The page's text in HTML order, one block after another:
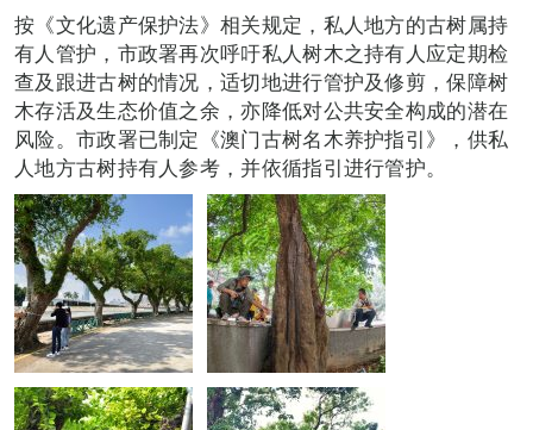
按《文化遗产保护法》相关规定，私人地方的古树属持
有人管护，市政署再次呼吁私人树木之持有人应定期检
查及跟进古树的情况，适切地进行管护及修剪，保障树
木存活及生态价值之余，亦降低对公共安全构成的潜在
风险。市政署已制定《澳门古树名木养护指引》，供私
人地方古树持有人参考，并依循指引进行管护。